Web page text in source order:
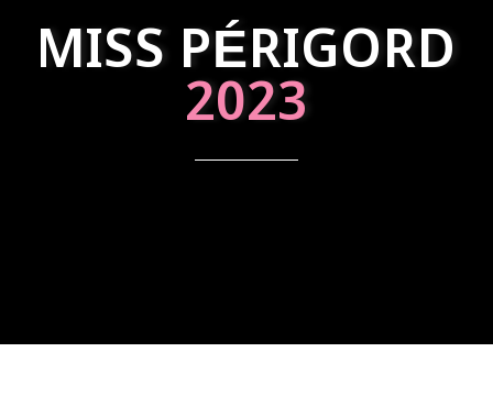
MISS PÉRIGORD
2023